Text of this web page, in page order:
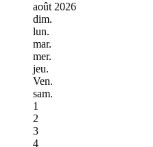
août 2026
dim.
lun.
mar.
mer.
jeu.
Ven.
sam.
1
2
3
4